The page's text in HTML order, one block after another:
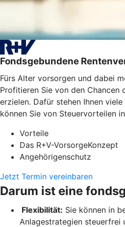
Fondsgebundene
Fürs Alter vorsorgen und dabei
Profitieren Sie von den
erzielen. Dafür stehen Ihnen
können Sie von Steuervorteilen
Vorteile
Das R+V-VorsorgeKonzept
Angehörigenschutz
Jetzt Termin vereinbaren
Darum ist eine
Flexibilität: Sie können in
Anlagestrategien steuerfrei